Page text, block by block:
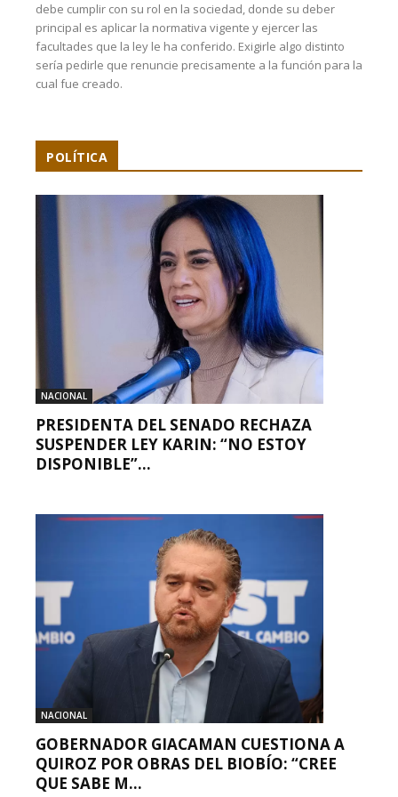
debe cumplir con su rol en la sociedad, donde su deber
principal es aplicar la normativa vigente y ejercer las
facultades que la ley le ha conferido. Exigirle algo distinto
sería pedirle que renuncie precisamente a la función para la
cual fue creado.
POLÍTICA
NACIONAL
PRESIDENTA DEL SENADO RECHAZA
SUSPENDER LEY KARIN: “NO ESTOY
DISPONIBLE”...
NACIONAL
GOBERNADOR GIACAMAN CUESTIONA A
QUIROZ POR OBRAS DEL BIOBÍO: “CREE
QUE SABE M...